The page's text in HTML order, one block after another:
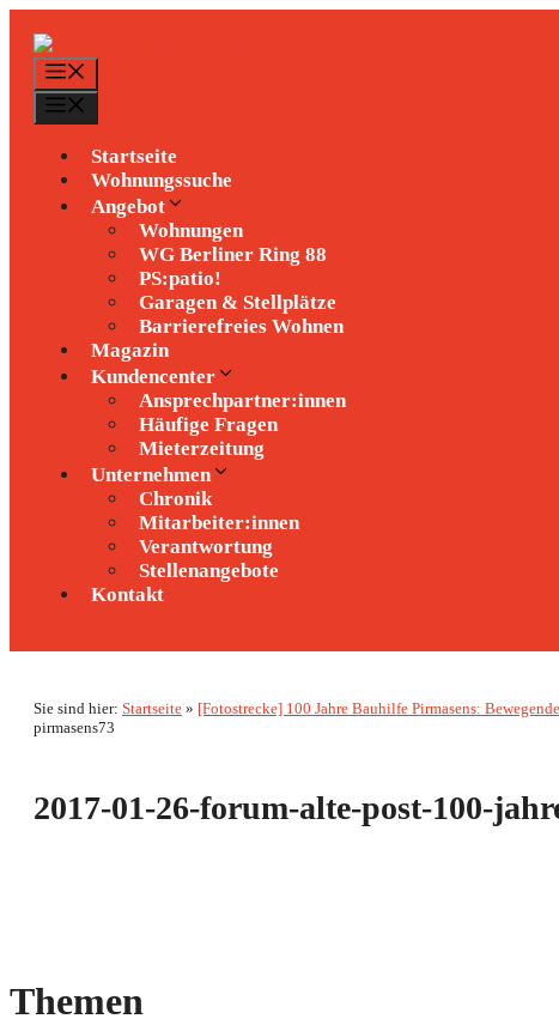
Inhalt
springen
Startseite
Wohnungssuche
Angebot
Wohnungen
WG Berliner Ring 88
PS:patio!
Garagen & Stellplätze
Barrierefreies Wohnen
Magazin
Kundencenter
Ansprechpartner:innen
Häufige Fragen
Mieterzeitung
Unternehmen
Chronik
Mitarbeiter:innen
Verantwortung
Stellenangebote
Kontakt
Sie sind hier: Startseite » [Fotostrecke] 100 Jahre Bauhilfe Pirmasens:
pirmasens73
2017-01-26-forum-alte-post-100-
Themen